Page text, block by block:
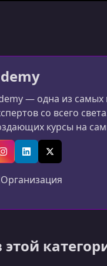
— одна из
со всего
курсы на
и
материалы
InstagramLinkedInX (Twitter)
Организация